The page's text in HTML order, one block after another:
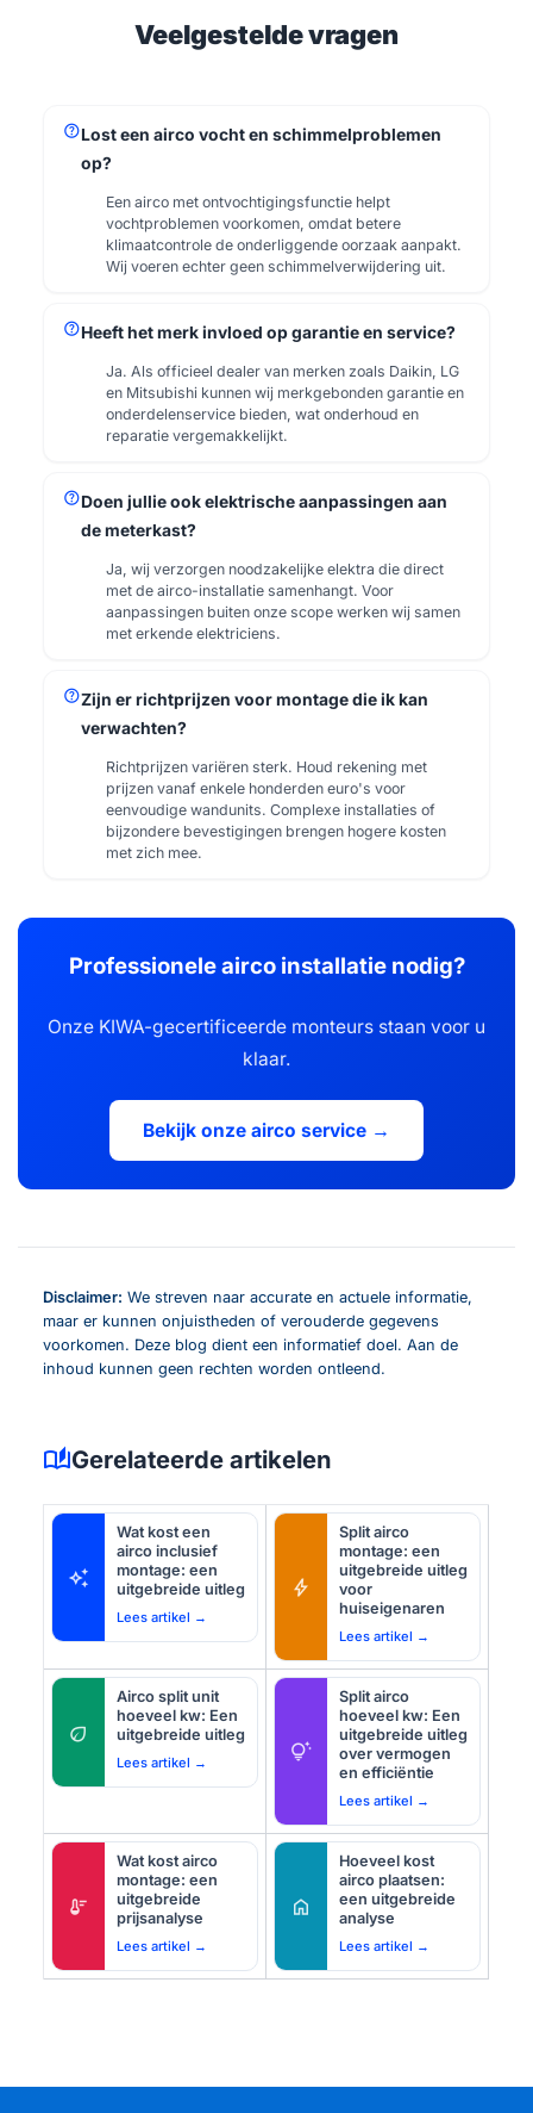
Veelgestelde vragen
helpLost een airco vocht en schimmelproblemen
op?
Een airco met ontvochtigingsfunctie helpt
vochtproblemen voorkomen, omdat betere
klimaatcontrole de onderliggende oorzaak aanpakt.
Wij voeren echter geen schimmelverwijdering uit.
helpHeeft het merk invloed op garantie en service?
Ja. Als officieel dealer van merken zoals Daikin, LG
en Mitsubishi kunnen wij merkgebonden garantie en
onderdelenservice bieden, wat onderhoud en
reparatie vergemakkelijkt.
helpDoen jullie ook elektrische aanpassingen aan
de meterkast?
Ja, wij verzorgen noodzakelijke elektra die direct
met de airco-installatie samenhangt. Voor
aanpassingen buiten onze scope werken wij samen
met erkende elektriciens.
helpZijn er richtprijzen voor montage die ik kan
verwachten?
Richtprijzen variëren sterk. Houd rekening met
prijzen vanaf enkele honderden euro's voor
eenvoudige wandunits. Complexe installaties of
bijzondere bevestigingen brengen hogere kosten
met zich mee.
Professionele airco installatie nodig?
Onze KIWA-gecertificeerde monteurs staan voor u
klaar.
Bekijk onze airco service →
Disclaimer: We streven naar accurate en actuele informatie,
maar er kunnen onjuistheden of verouderde gegevens
voorkomen. Deze blog dient een informatief doel. Aan de
inhoud kunnen geen rechten worden ontleend.
auto_storiesGerelateerde artikelen
auto_awesome
Wat kost een
airco inclusief
montage: een
uitgebreide uitleg
Lees artikel →
bolt
Split airco
montage: een
uitgebreide uitleg
voor
huiseigenaren
Lees artikel →
eco
Airco split unit
hoeveel kw: Een
uitgebreide uitleg
Lees artikel → tips_and_updates
Split airco
hoeveel kw: Een
uitgebreide uitleg
over vermogen
en efficiëntie
Lees artikel →
thermostat
Wat kost airco
montage: een
uitgebreide
prijsanalyse
Lees artikel →
home
Hoeveel kost
airco plaatsen:
een uitgebreide
analyse
Lees artikel →